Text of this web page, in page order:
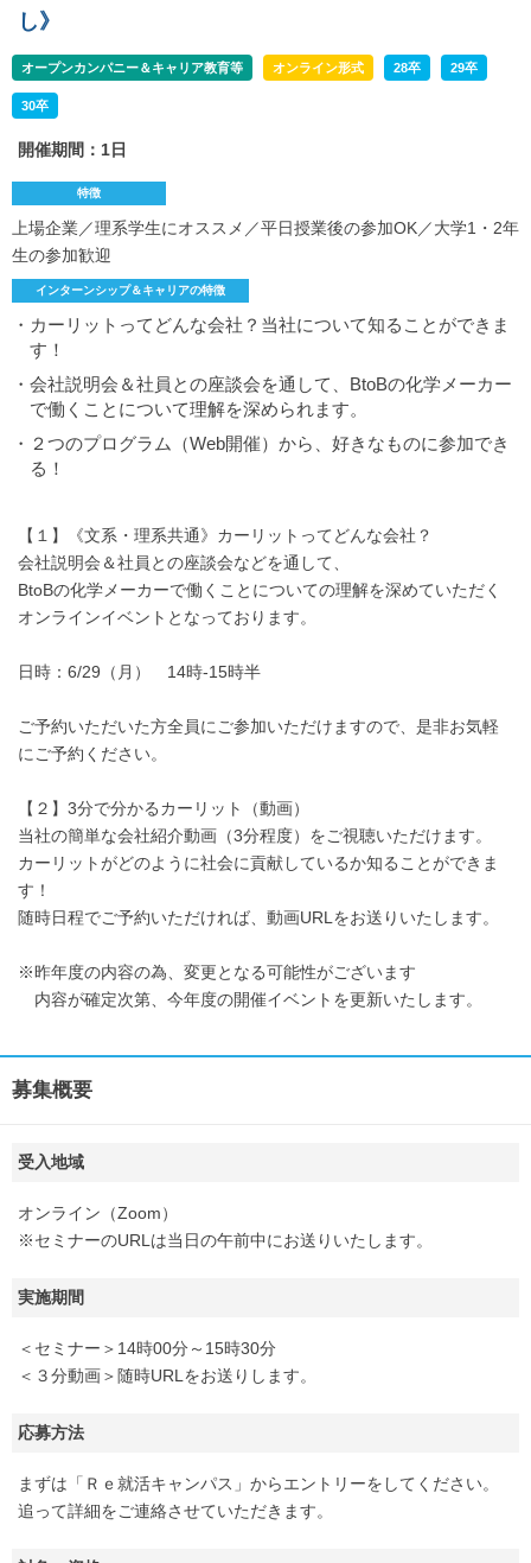
し》
オープンカンパニー＆キャリア教育等 オンライン形式 28卒 29卒
30卒
開催期間：1日
特徴
上場企業／理系学生にオススメ／平日授業後の参加OK／大学1・2年
生の参加歓迎
インターンシップ＆キャリアの特徴
・カーリットってどんな会社？当社について知ることができま
す！
・会社説明会＆社員との座談会を通して、BtoBの化学メーカー
で働くことについて理解を深められます。
・２つのプログラム（Web開催）から、好きなものに参加でき
る！
【１】《文系・理系共通》カーリットってどんな会社？
会社説明会＆社員との座談会などを通して、
BtoBの化学メーカーで働くことについての理解を深めていただく
オンラインイベントとなっております。
日時：6/29（月） 14時-15時半
ご予約いただいた方全員にご参加いただけますので、是非お気軽
にご予約ください。
【２】3分で分かるカーリット（動画）
当社の簡単な会社紹介動画（3分程度）をご視聴いただけます。
カーリットがどのように社会に貢献しているか知ることができま
す！
随時日程でご予約いただければ、動画URLをお送りいたします。
※昨年度の内容の為、変更となる可能性がございます
内容が確定次第、今年度の開催イベントを更新いたします。
募集概要
受入地域
オンライン（Zoom）
※セミナーのURLは当日の午前中にお送りいたします。
実施期間
＜セミナー＞14時00分～15時30分
＜３分動画＞随時URLをお送りします。
応募方法
まずは「Ｒｅ就活キャンパス」からエントリーをしてください。
追って詳細をご連絡させていただきます。